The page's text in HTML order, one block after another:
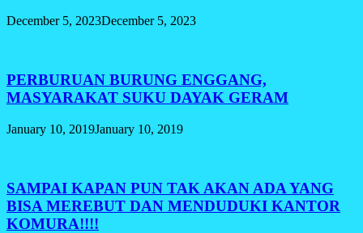
December 5, 2023December 5, 2023
PERBURUAN BURUNG ENGGANG,
MASYARAKAT SUKU DAYAK GERAM
January 10, 2019January 10, 2019
SAMPAI KAPAN PUN TAK AKAN ADA YANG
BISA MEREBUT DAN MENDUDUKI KANTOR
KOMURA!!!!